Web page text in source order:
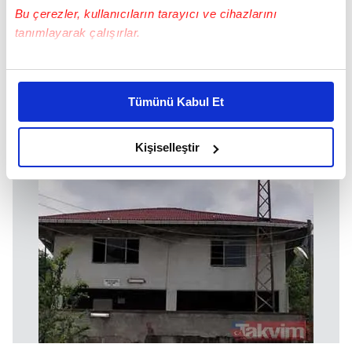
Bu çerezler, kullanıcıların tarayıcı ve cihazlarını
tanımlayarak çalışırlar.
Bu çerezlere izin vermeniz halinde sizlere özel
daha iyi reklam deneyimi yaşatabiliriz. Bunu yaparken
amacımızın size daha iyi bir reklam deneyimi sunmak
olduğunu ve sizlere en iyi içerikleri sunabilmek adına
elimizden gelen çabayı gösterdiğimizi ve bu noktada,
reklamların maliyetlerimizi karşılamak noktasında tek gelir
kalemimiz olduğunu sizlere hatırlatmak isteriz.
Her halükârda, kullanıcılar, bu çerezlere izin vermedikleri
takdirde, kullanıcılara hedefli reklamlar
gösterilmeyecektir."
Sizlere daha iyi bir hizmet sunabilmek için İnternet
Sitemizde kendimize ve üçüncü kişilere ait çerezler
Tümünü Kabul Et
Kişiselleştir